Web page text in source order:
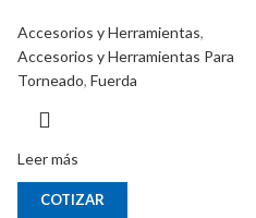
Accesorios y Herramientas,
Accesorios y Herramientas Para
Torneado, Fuerda
Leer más
COTIZAR